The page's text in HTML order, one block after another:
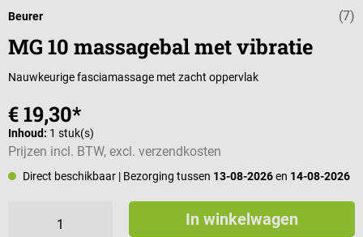
Gemiddelde
(7)
Beurer
MG 10 massagebal met vibratie
Nauwkeurige fasciamassage met zacht oppervlak
€ 19,30*
Inhoud: 1 stuk(s)
Prijzen incl. BTW, excl. verzendkosten
Direct beschikbaar | Bezorging tussen 13-08-2026en 14-08-2026
In winkelwagen